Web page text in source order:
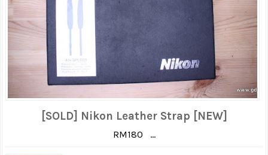
[SOLD] Nikon Leather Strap [NEW]
RM180 ...